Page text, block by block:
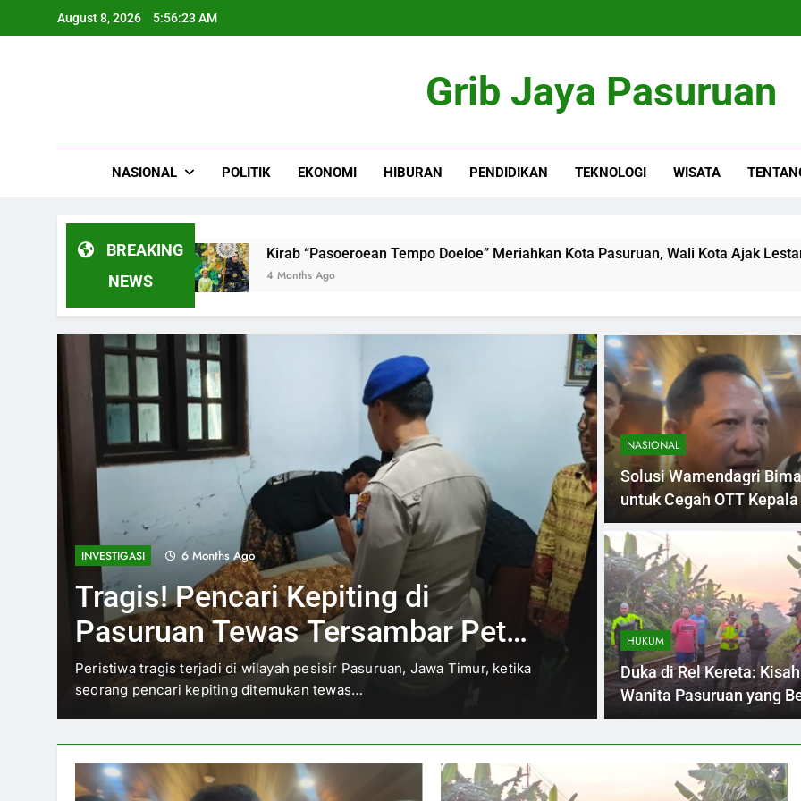
August 8, 2026 5:56:25 AM
Grib Jaya Pasuruan
NASIONAL POLITIK EKONOMI HIBURAN PENDIDIKAN TEKNOLOGI WISATA
BREAKING
NEWS
Kirab “Pasoeroean Tempo Doeloe” Meriahkan Kota Pasuruan, Wali Kota Ajak Lestarikan Budaya
4 Months Ago
INVESTIGASI 6 Months Ago
Tragis! Pencari Kepiting di
Pasuruan Tewas Tersambar Petir
Saat Hujan Deras
Peristiwa tragis terjadi di wilayah pesisir Pasuruan, Jawa Timur, ketika
seorang pencari kepiting ditemukan tewas…
NASIONAL
Solusi
untuk Cegah
Berulangnya operasi
Menteri Dalam Negeri Bima
NASIONAL
Solusi Wamendagri
untuk Cegah OTT
HUKUM
Duka di Rel Kereta:
Wanita Pasuruan yang
Tragis